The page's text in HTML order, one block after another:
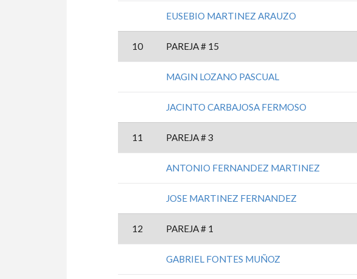
EUSEBIO MARTINEZ ARAUZO
10 PAREJA # 15
MAGIN LOZANO PASCUAL
JACINTO CARBAJOSA FERMOSO
11 PAREJA # 3
ANTONIO FERNANDEZ MARTINEZ
JOSE MARTINEZ FERNANDEZ
12 PAREJA # 1
GABRIEL FONTES MUÑOZ